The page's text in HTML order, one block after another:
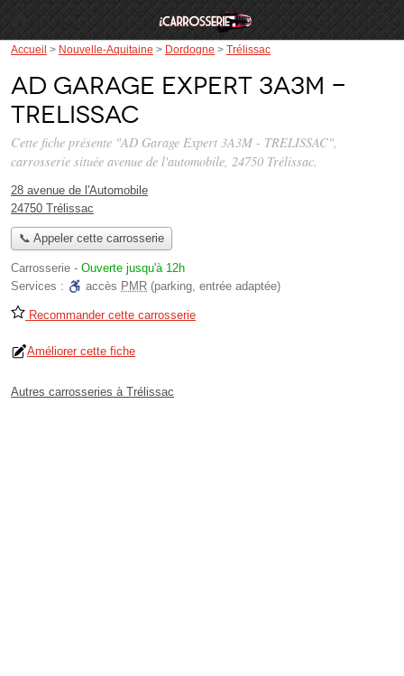
Accueil > Nouvelle-Aquitaine > Dordogne > Trélissac
AD Garage Expert 3A3M -
TRELISSAC
Cette fiche présente "AD Garage Expert 3A3M - TRELISSAC",
carrosserie située avenue de l'automobile, 24750 Trélissac.
28 avenue de l'Automobile
24750 Trélissac
📞 Appeler cette carrosserie
Carrosserie - Ouverte jusqu'à 12h
Services :
accès PMR (parking, entrée adaptée)
Recommander cette carrosserie
Améliorer cette fiche
Autres carrosseries à Trélissac